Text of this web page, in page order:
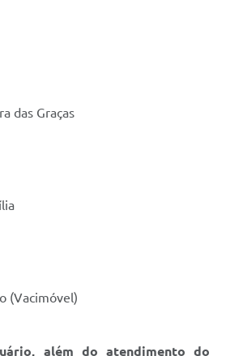
das Graças
(Vacimóvel)
além do atendimento do